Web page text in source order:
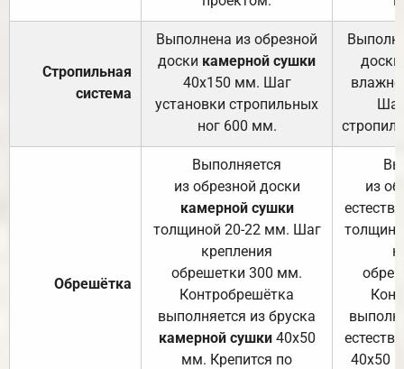
Стропильная
система
Выполнена из обрезной
доски камерной сушки
40х150 мм. Шаг
установки стропильных
ног 600 мм.
доски
Обрешётка
Выполняется
из обрезной доски
камерной сушки
толщиной 20-22 мм. Шаг
крепления
обрешетки 300 мм.
Контробрешётка
выполняется из бруска
камерной сушки40х50
мм. Крепится по
из
40х50